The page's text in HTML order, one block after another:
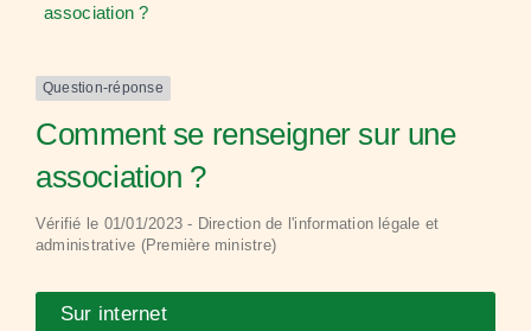
association ?
Question-réponse
Comment se renseigner sur une
association ?
Vérifié le 01/01/2023 - Direction de l'information légale et
administrative (Première ministre)
Sur internet